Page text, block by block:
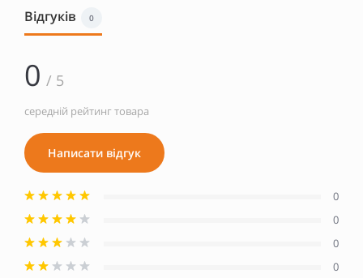
Відгуків 0
0 / 5
середній рейтинг товара
Написати відгук
0
0
0
0